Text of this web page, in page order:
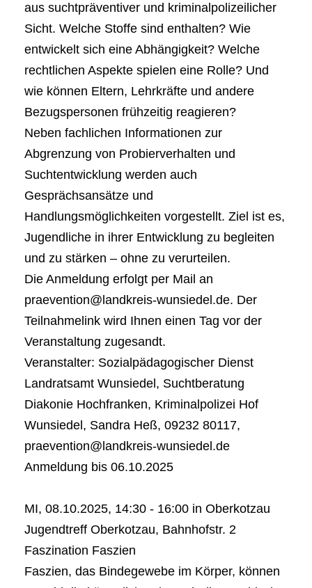
aus suchtpräventiver und kriminalpolizeilicher
Sicht. Welche Stoffe sind enthalten? Wie
entwickelt sich eine Abhängigkeit? Welche
rechtlichen Aspekte spielen eine Rolle? Und
wie können Eltern, Lehrkräfte und andere
Bezugspersonen frühzeitig reagieren?
Neben fachlichen Informationen zur
Abgrenzung von Probierverhalten und
Suchtentwicklung werden auch
Gesprächsansätze und
Handlungsmöglichkeiten vorgestellt. Ziel ist es,
Jugendliche in ihrer Entwicklung zu begleiten
und zu stärken – ohne zu verurteilen.
Die Anmeldung erfolgt per Mail an
praevention@landkreis-wunsiedel.de. Der
Teilnahmelink wird Ihnen einen Tag vor der
Veranstaltung zugesandt.
Veranstalter: Sozialpädagogischer Dienst
Landratsamt Wunsiedel, Suchtberatung
Diakonie Hochfranken, Kriminalpolizei Hof
Wunsiedel, Sandra Heß, 09232 80117,
praevention@landkreis-wunsiedel.de
Anmeldung bis 06.10.2025
MI, 08.10.2025, 14:30 - 16:00 in Oberkotzau
Jugendtreff Oberkotzau, Bahnhofstr. 2
Faszination Faszien
Faszien, das Bindegewebe im Körper, können